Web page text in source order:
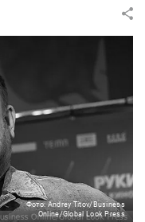
Фото: Andrey Titov/Business
Online/Global Look Press